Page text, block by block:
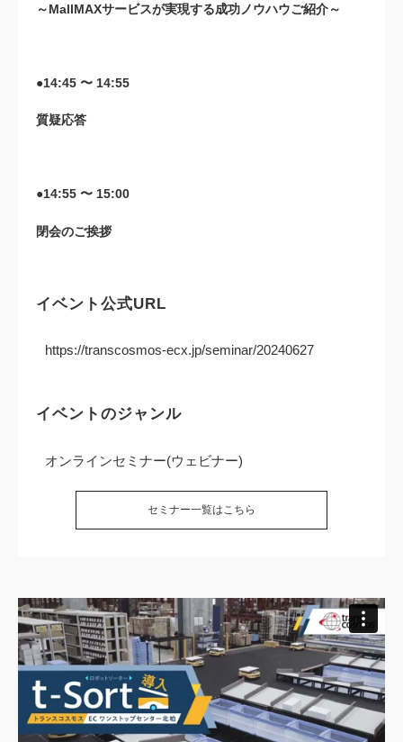
～MallMAXサービスが実現する成功ノウハウご紹介～
●14:45 〜 14:55
質疑応答
●14:55 〜 15:00
閉会のご挨拶
イベント公式URL
https://transcosmos-ecx.jp/seminar/20240627
イベントのジャンル
オンラインセミナー(ウェビナー)
セミナー一覧はこちら